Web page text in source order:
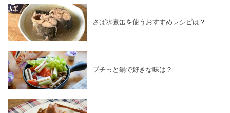
さば水煮缶を使うおすすめレシピは？
プチっと鍋で好きな味は？